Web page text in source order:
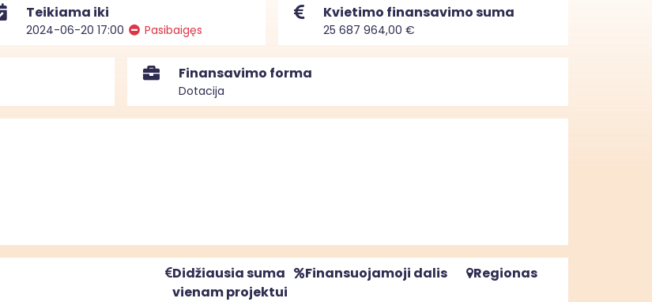
Teikiama iki
2024-06-20 17:00 Pasibaigęs
Kvietimo finansavimo suma
25 687 964,00 €
Finansavimo forma
Dotacija
Didžiausia suma
vienam projektui
Finansuojamoji dalis Regionas